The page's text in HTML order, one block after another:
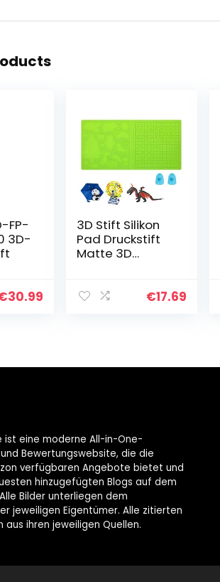
FP-
3D-
30.99
3D Stift Silikon
Pad Druckstift
Matte 3D
Kinder Anfänger
€17.69
ist eine moderne All-in-One-
Bewertungswebsite, die die
verfügbaren Angebote bietet und
hinzugefügten Blogs auf dem
Bilder unterliegen dem
jeweiligen Eigentümer. Alle zitierten
ihren jeweiligen Quellen.